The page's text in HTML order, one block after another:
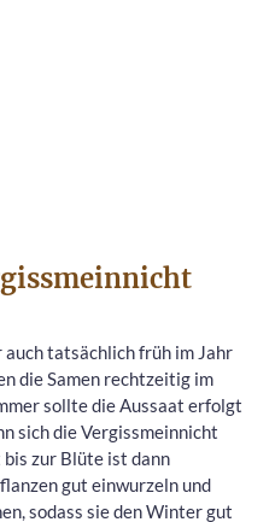
tatsächlich früh im Jahr
die Samen rechtzeitig im
sollte die Aussaat erfolgt
sich die Vergissmeinnicht
zur Blüte ist dann
gut einwurzeln und
sodass sie den Winter gut